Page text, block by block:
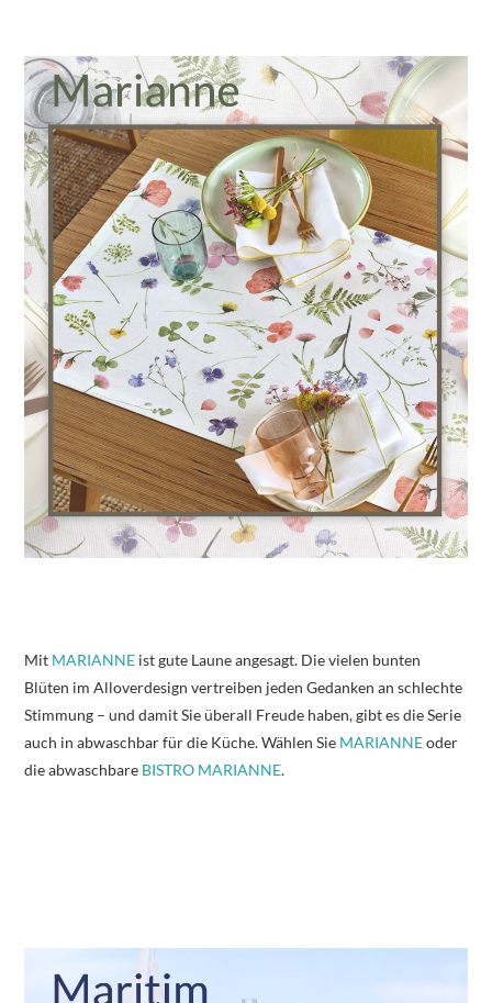
Mit MARIANNE ist gute Laune angesagt. Die vielen bunten
Blüten im Alloverdesign vertreiben jeden Gedanken an schlechte
Stimmung – und damit Sie überall Freude haben, gibt es die Serie
auch in abwaschbar für die Küche. Wählen Sie MARIANNEoder
die abwaschbare BISTRO MARIANNE.